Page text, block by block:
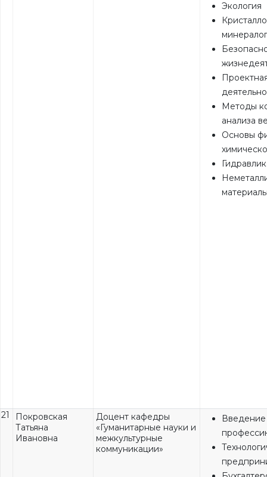
Экология
Методы
анализа
Основы
21
Покровская
Татьяна
Ивановна
Доцент кафедры
«Гуманитарные науки и
межкультурные
коммуникации»
Введение